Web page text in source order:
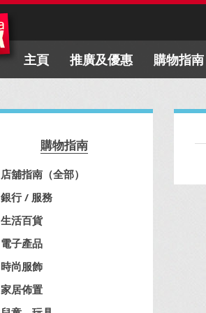
主頁 推廣及優惠 購物指南
購物指南
店舖指南（全部）
銀行 / 服務
生活百貨
電子產品
時尚服飾
家居佈置